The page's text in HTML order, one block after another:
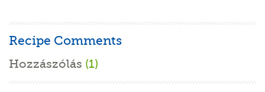
Recipe Comments
Hozzászólás (1)